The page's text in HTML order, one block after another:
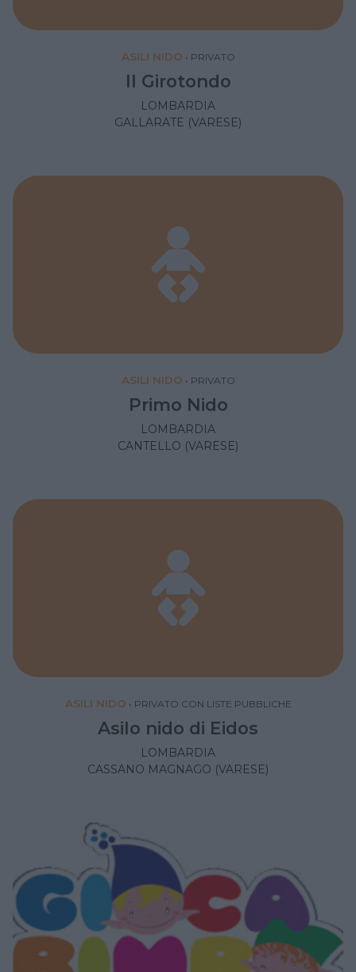
ASILI NIDO • PRIVATO
Il Girotondo
LOMBARDIA
GALLARATE (VARESE)
ASILI NIDO • PRIVATO
Primo Nido
LOMBARDIA
CANTELLO (VARESE)
ASILI NIDO • PRIVATO CON LISTE PUBBLICHE
Asilo nido di Eidos
LOMBARDIA
CASSANO MAGNAGO (VARESE)